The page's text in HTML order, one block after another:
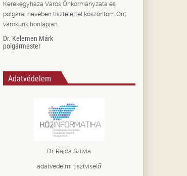
Kerekegyháza Város Önkormányzata és
polgárai nevében tisztelettel köszöntöm Önt
városunk honlapján.
Dr. Kelemen Márk
polgármester
Adatvédelem
Dr. Rajda Szilvia
adatvédelmi tisztviselő